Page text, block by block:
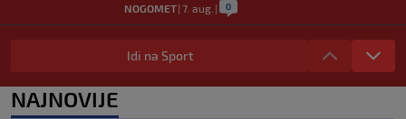
NOGOMET| 7. aug. | 0
UEFA pokreće istragu: Je li Infantino
namjeravao prodati prava na Svjetsko
0
Idi na Sport
NAJNOVIJE